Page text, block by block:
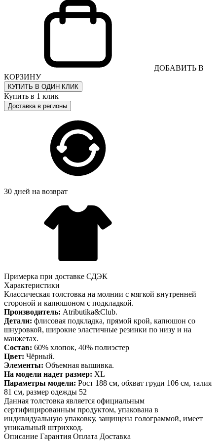
ДОБАВИТЬ В
КОРЗИНУ
КУПИТЬ В ОДИН КЛИК
Купить в 1 клик
Доставка в регионы
30 дней на возврат
Примерка при доставке СДЭК
Характеристики
Классическая толстовка на молнии с мягкой внутренней
стороной и капюшоном с подкладкой.
Производитель: Atributika&Club.
Детали: флисовая подкладка, прямой крой, капюшон со
шнуровкой, широкие эластичные резинки по низу и на
манжетах.
Состав: 60% хлопок, 40% полиэстер
Цвет: Чёрный.
Элементы: Объемная вышивка.
На модели надет размер: XL
Параметры модели: Рост 188 см, обхват груди 106 см, талия
81 см, размер одежды 52
Данная толстовка является официальным
сертифицированным продуктом, упакована в
индивидуальную упаковку, защищена голограммой, имеет
уникальный штрихкод.
Описание Гарантия Оплата Доставка